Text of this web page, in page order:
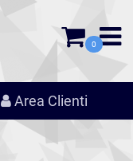
0
Area Clienti